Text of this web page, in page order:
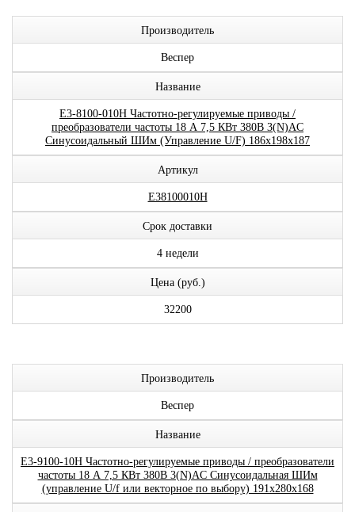
Производитель
Веспер
Название
E3-8100-010H Частотно-регулируемые приводы /
преобразователи частоты 18 А 7,5 КВт 380В 3(N)AC
Синусоидальный ШИм (Управление U/F) 186x198x187
Артикул
E38100010H
Срок доставки
4 недели
Цена (руб.)
32200
Производитель
Веспер
Название
E3-9100-10H Частотно-регулируемые приводы / преобразователи
частоты 18 А 7,5 КВт 380В 3(N)AC Синусоидальная ШИм
(управление U/f или векторное по выбору) 191x280x168